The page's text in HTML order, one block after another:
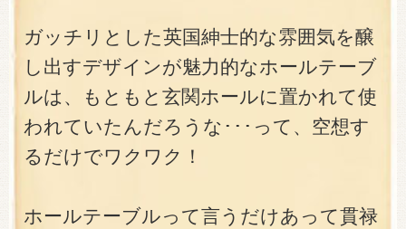
ガッチリとした英国紳士的な雰囲気を醸
し出すデザインが魅力的なホールテーブ
ルは、もともと玄関ホールに置かれて使
われていたんだろうな･･･って、空想す
るだけでワクワク！
ホールテーブルって言うだけあって貫禄